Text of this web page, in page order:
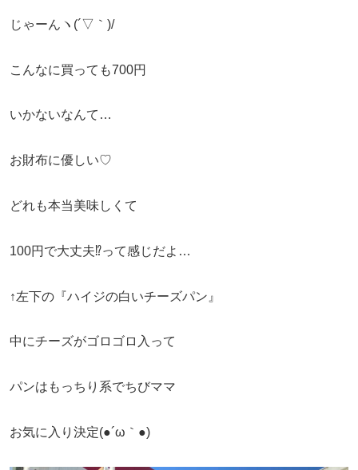
じゃーんヽ(´▽｀)/
こんなに買っても700円
いかないなんて…
お財布に優しい♡
どれも本当美味しくて
100円で大丈夫⁉︎って感じだよ…
↑左下の『ハイジの白いチーズパン』
中にチーズがゴロゴロ入って
パンはもっちり系でちびママ
お気に入り決定(●´ω｀●)